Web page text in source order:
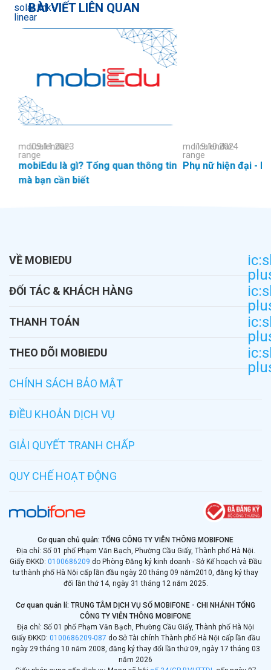
solar:link-
linear
BÀI VIẾT LIÊN QUAN
mdi:calendar-
range
09.11.2023
mobiEdu là gì? Tổng quan thông tin
mà bạn cần biết
mdi:calendar-
range
19.10.2024
Phụ nữ hiện đại -
VỀ MOBIEDU
Diễn đàn học tập
Khoá học
Giải pháp
ĐỐI TÁC & KHÁCH HÀNG
Dành cho đại lý
THANH TOÁN
Ví Momo
THEO DÕI MOBIEDU
Facebook
Liên hệ
CHÍNH SÁCH BẢO MẬT
ĐIỀU KHOẢN DỊCH VỤ
GIẢI QUYẾT TRANH CHẤP
QUY CHẾ HOẠT ĐỘNG
Cơ quan chủ quản: TỔNG CÔNG TY VIỄN THÔNG MOBIFONE
Địa chỉ: Số 01 phố Phạm Văn Bạch, Phường Cầu Giấy, Thành phố Hà Nội.
Giấy ĐKKD: 0100686209 do Phòng Đăng ký kinh doanh - Sở Kế hoạch và Đầu
tư thành phố Hà Nội cấp lần đầu ngày 20 tháng 09 năm2010, đăng ký thay
đổi lần thứ 14, ngày 31 tháng 12 năm 2025.
Cơ quan quản lí: TRUNG TÂM DỊCH VỤ SỐ MOBIFONE - CHI NHÁNH TỔNG
CÔNG TY VIỄN THÔNG MOBIFONE
Địa chỉ: Số 01 phố Phạm Văn Bạch, Phường Cầu Giấy, Thành phố Hà Nội
Giấy ĐKKD: 0100686209-087 do Sở Tài chính Thành phố Hà Nội cấp lần đầu
ngày 29 tháng 10 năm 2008, đăng ký thay đổi lần thứ 09, ngày 17 tháng 03
năm 2026